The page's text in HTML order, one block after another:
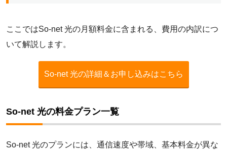
ここではSo-net 光の月額料金に含まれる、費用の内訳につ
いて解説します。
So-net 光の詳細＆お申し込みはこちら
So-net 光の料金プラン一覧
So-net 光のプランには、通信速度や帯域、基本料金が異な